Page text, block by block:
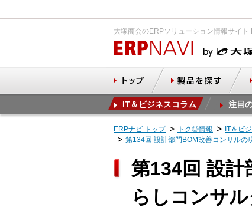
大塚商会のERPソリューション情報サイト
IT＆ビジネスコラム 注目
ERPナビ トップ トク◎情報 IT＆ビ
第134回 設計部門BOM改善コンサルの
第134回 設計
らしコンサ